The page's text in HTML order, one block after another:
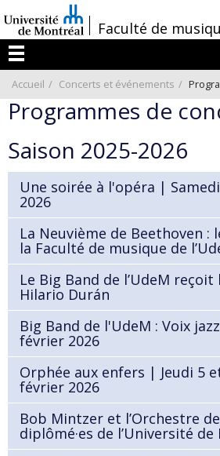
au
contenu
/Faculté de
Menu
Accueil Concerts et événements
Programmes de
Saison 2025-2026
Une soirée à l'opéra |
2026
La Neuvième de Beethoven :
la Faculté de musique de
Le Big Band de l’UdeM
Hilario Durán
Big Band de l'UdeM : Voix
février 2026
Orphée aux enfers | Jeudi 5
février 2026
Bob Mintzer et l’Orchestre
diplômé·es de l’Université